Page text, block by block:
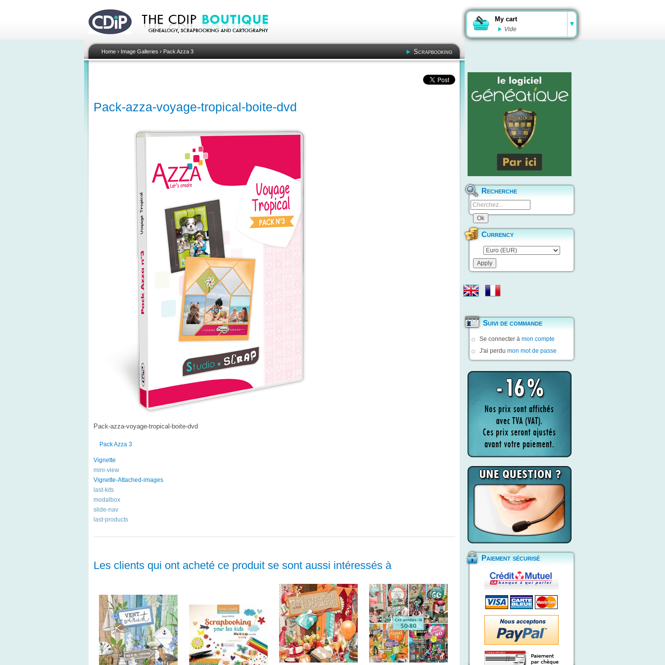
My cart
Vide
Home› Image Galleries › Pack Azza 3 Scrapbooking
Pack-azza-voyage-tropical-boite-dvd
Pack-azza-voyage-tropical-boite-dvd
Pack Azza 3
Vignette
mini-view
Vignette-Attached-images
last-kits
modalbox
slide-nav
last-products
Les clients qui ont acheté ce produit se sont aussi intéressés à
Recherche
Currency
Suivi de commande
Se connecter à mon compte
J'ai perdu mon mot de passe
Paiement sécurisé